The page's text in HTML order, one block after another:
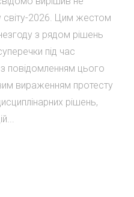
світу-2026. Цим жестом
з рядом рішень
під час
повідомленням цього
вираженням протесту
рішень,